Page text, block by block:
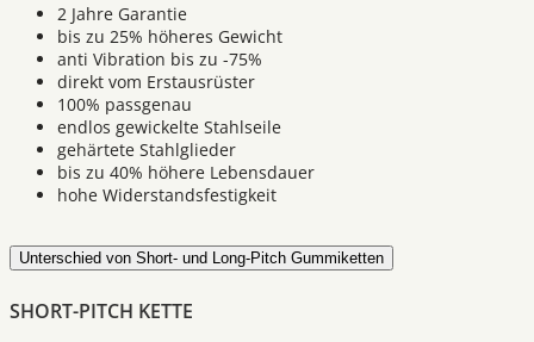
2 Jahre Garantie
bis zu 25% höheres Gewicht
anti Vibration bis zu -75%
direkt vom Erstausrüster
100% passgenau
endlos gewickelte Stahlseile
gehärtete Stahlglieder
bis zu 40% höhere Lebensdauer
hohe Widerstandsfestigkeit
Unterschied von Short- und Long-Pitch Gummiketten
SHORT-PITCH KETTE